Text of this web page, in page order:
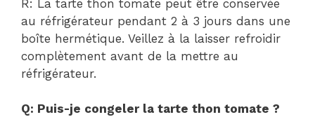
R: La tarte thon tomate peut être conservée
au réfrigérateur pendant 2 à 3 jours dans une
boîte hermétique. Veillez à la laisser refroidir
complètement avant de la mettre au
réfrigérateur.
Q: Puis-je congeler la tarte thon tomate ?